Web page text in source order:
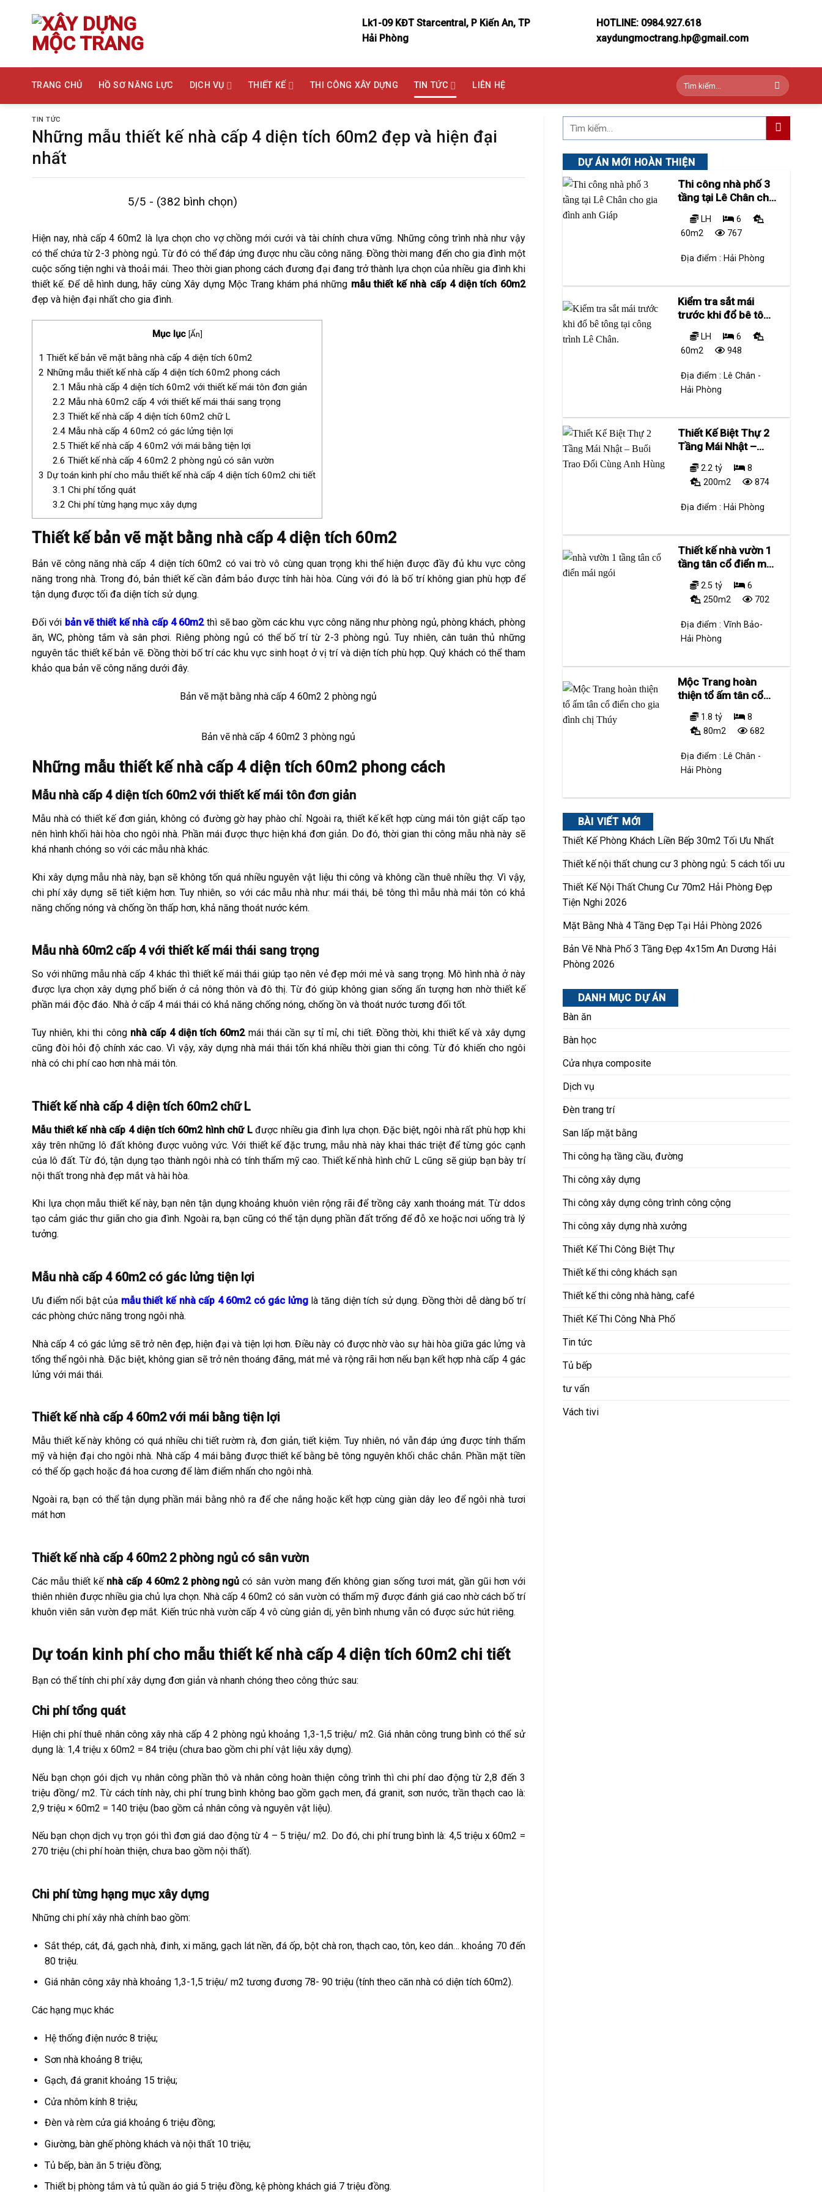
Lk1-09 KĐT Starcentral, P Kiến An, TP
Hải Phòng
HOTLINE: 0984.927.618
xaydungmoctrang.hp@gmail.com
TRANG CHỦ HỒ SƠ NĂNG LỰC DỊCH VỤ THIẾT KẾ THI CÔNG XÂY DỰNG TIN TỨC LIÊN HỆ
Tìm
kiếm:
TIN TỨC
Những mẫu thiết kế nhà cấp 4 diện tích 60m2 đẹp và hiện đại
nhất
5/5 - (382 bình chọn)
Hiện nay, nhà cấp 4 60m2 là lựa chọn cho vợ chồng mới cưới và tài chính chưa vững. Những công trình nhà như vậy
có thể chứa từ 2-3 phòng ngủ. Từ đó có thể đáp ứng được nhu cầu công năng. Đồng thời mang đến cho gia đình một
cuộc sống tiện nghi và thoải mái. Theo thời gian phong cách đương đại đang trở thành lựa chọn của nhiều gia đình khi
thiết kế. Để dễ hình dung, hãy cùng Xây dựng Mộc Trang khám phá những mẫu thiết kế nhà cấp 4 diện tích 60m2
đẹp và hiện đại nhất cho gia đình.
Mục lục [Ẩn]
1 Thiết kế bản vẽ mặt bằng nhà cấp 4 diện tích 60m2
2 Những mẫu thiết kế nhà cấp 4 diện tích 60m2 phong cách
2.1 Mẫu nhà cấp 4 diện tích 60m2 với thiết kế mái tôn đơn giản
2.2 Mẫu nhà 60m2 cấp 4 với thiết kế mái thái sang trọng
2.3 Thiết kế nhà cấp 4 diện tích 60m2 chữ L
2.4Mẫu nhà cấp 4 60m2 có gác lửng tiện lợi
2.5 Thiết kế nhà cấp 4 60m2 với mái bằng tiện lợi
2.6 Thiết kế nhà cấp 4 60m2 2 phòng ngủ có sân vườn
3 Dự toán kinh phí cho mẫu thiết kế nhà cấp 4 diện tích 60m2 chi tiết
3.1 Chi phí tổng quát
3.2 Chi phí từng hạng mục xây dựng
Thiết kế bản vẽ mặt bằng nhà cấp 4 diện tích 60m2
Bản vẽ công năng nhà cấp 4 diện tích 60m2 có vai trò vô cùng quan trọng khi thể hiện được đầy đủ khu vực công
năng trong nhà. Trong đó, bản thiết kế cần đảm bảo được tính hài hòa. Cùng với đó là bố trí không gian phù hợp để
tận dụng được tối đa diện tích sử dụng.
Đối với bản vẽ thiết kế nhà cấp 4 60m2 thì sẽ bao gồm các khu vực công năng như phòng ngủ, phòng khách, phòng
ăn, WC, phòng tắm và sân phơi. Riêng phòng ngủ có thể bố trí từ 2-3 phòng ngủ. Tuy nhiên, cân tuân thủ những
nguyên tắc thiết kế bản vẽ. Đồng thời bố trí các khu vực sinh hoạt ở vị trí và diện tích phù hợp. Quý khách có thể tham
khảo qua bản vẽ công năng dưới đây.
Bản vẽ mặt bằng nhà cấp 4 60m2 2 phòng ngủ
Bản vẽ nhà cấp 4 60m2 3 phòng ngủ
Những mẫu thiết kế nhà cấp 4 diện tích 60m2 phong cách
Mẫu nhà cấp 4 diện tích 60m2 với thiết kế mái tôn đơn giản
Mẫu nhà có thiết kế đơn giản, không có đường gờ hay phào chỉ. Ngoài ra, thiết kế kết hợp cùng mái tôn giật cấp tạo
nên hình khối hài hòa cho ngôi nhà. Phần mái được thực hiện khá đơn giản. Do đó, thời gian thi công mẫu nhà này sẽ
khá nhanh chóng so với các mẫu nhà khác.
Khi xây dựng mẫu nhà này, bạn sẽ không tốn quá nhiều nguyên vật liệu thi công và không cần thuê nhiều thợ. Vì vậy,
chi phí xây dựng sẽ tiết kiệm hơn. Tuy nhiên, so với các mẫu nhà như: mái thái, bê tông thì mẫu nhà mái tôn có khả
năng chống nóng và chống ồn thấp hơn, khả năng thoát nước kém.
Mẫu nhà 60m2 cấp 4 với thiết kế mái thái sang trọng
So với những mẫu nhà cấp 4 khác thì thiết kế mái thái giúp tạo nên vẻ đẹp mới mẻ và sang trọng. Mô hình nhà ở này
được lựa chọn xây dựng phổ biến ở cả nông thôn và đô thị. Từ đó giúp không gian sống ấn tượng hơn nhờ thiết kế
phần mái độc đáo. Nhà ở cấp 4 mái thái có khả năng chống nóng, chống ồn và thoát nước tương đối tốt.
Tuy nhiên, khi thi công nhà cấp 4 diện tích 60m2mái thái cần sự tỉ mỉ, chi tiết. Đồng thời, khi thiết kế và xây dựng
cũng đòi hỏi độ chính xác cao. Vì vậy, xây dựng nhà mái thái tốn khá nhiều thời gian thi công. Từ đó khiến cho ngôi
nhà có chi phí cao hơn nhà mái tôn.
Thiết kế nhà cấp 4 diện tích 60m2 chữ L
Mẫu thiết kế nhà cấp 4 diện tích 60m2 hình chữ Lđược nhiều gia đình lựa chọn. Đặc biệt, ngôi nhà rất phù hợp khi
xây trên những lô đất không được vuông vức. Với thiết kế đặc trưng, mẫu nhà này khai thác triệt để từng góc cạnh
của lô đất. Từ đó, tận dụng tạo thành ngôi nhà có tính thẩm mỹ cao. Thiết kế nhà hình chữ L cũng sẽ giúp bạn bày trí
nội thất trong nhà đẹp mắt và hài hòa.
Khi lựa chọn mẫu thiết kế này, bạn nên tận dụng khoảng khuôn viên rộng rãi để trồng cây xanh thoáng mát. Từ ddos
tạo cảm giác thư giãn cho gia đình. Ngoài ra, bạn cũng có thể tận dụng phần đất trống để đỗ xe hoặc nơi uống trà lý
tưởng.
Mẫu nhà cấp 4 60m2 có gác lửng tiện lợi
Ưu điểm nổi bật của mẫu thiết kế nhà cấp 4 60m2 có gác lửnglà tăng diện tích sử dụng. Đồng thời dễ dàng bố trí
các phòng chức năng trong ngôi nhà.
Nhà cấp 4 có gác lửng sẽ trở nên đẹp, hiện đại và tiện lợi hơn. Điều này có được nhờ vào sự hài hòa giữa gác lửng và
tổng thể ngôi nhà. Đặc biệt, không gian sẽ trở nên thoáng đãng, mát mẻ và rộng rãi hơn nếu bạn kết hợp nhà cấp 4 gác
lửng với mái thái.
Thiết kế nhà cấp 4 60m2 với mái bằng tiện lợi
Mẫu thiết kế này không có quá nhiều chi tiết rườm rà, đơn giản, tiết kiệm. Tuy nhiên, nó vẫn đáp ứng được tính thẩm
mỹ và hiện đại cho ngôi nhà. Nhà cấp 4 mái bằng được thiết kế bằng bê tông nguyên khối chắc chắn. Phần mặt tiền
có thể ốp gạch hoặc đá hoa cương để làm điểm nhấn cho ngôi nhà.
Ngoài ra, bạn có thể tận dụng phần mái bằng nhô ra để che nắng hoặc kết hợp cùng giàn dây leo để ngôi nhà tươi
mát hơn
Thiết kế nhà cấp 4 60m2 2 phòng ngủ có sân vườn
Các mẫu thiết kếnhà cấp 4 60m2 2 phòng ngủ có sân vườn mang đến không gian sống tươi mát, gần gũi hơn với
thiên nhiên được nhiều gia chủ lựa chọn. Nhà cấp 4 60m2 có sân vườn có thẩm mỹ được đánh giá cao nhờ cách bố trí
khuôn viên sân vườn đẹp mắt. Kiến trúc nhà vườn cấp 4 vô cùng giản dị, yên bình nhưng vẫn có được sức hút riêng.
Dự toán kinh phí cho mẫu thiết kế nhà cấp 4 diện tích 60m2 chi tiết
Bạn có thể tính chi phí xây dựng đơn giản và nhanh chóng theo công thức sau:
Chi phí tổng quát
Hiện chi phí thuê nhân công xây nhà cấp 4 2 phòng ngủ khoảng 1,3-1,5 triệu/ m2. Giá nhân công trung bình có thể sử
dụng là: 1,4 triệu x 60m2 = 84 triệu (chưa bao gồm chi phí vật liệu xây dựng).
Nếu bạn chọn gói dịch vụ nhân công phần thô và nhân công hoàn thiện công trình thì chi phí dao động từ 2,8 đến 3
triệu đồng/ m2. Từ cách tính này, chi phí trung bình không bao gồm gạch men, đá granit, sơn nước, trần thạch cao là:
2,9 triệu × 60m2 = 140 triệu (bao gồm cả nhân công và nguyên vật liệu).
Nếu bạn chọn dịch vụ trọn gói thì đơn giá dao động từ 4 – 5 triệu/ m2. Do đó, chi phí trung bình là: 4,5 triệu x 60m2 =
270 triệu (chi phí hoàn thiện, chưa bao gồm nội thất).
Chi phí từng hạng mục xây dựng
Những chi phí xây nhà chính bao gồm:
Sắt thép, cát, đá, gạch nhà, đinh, xi măng, gạch lát nền, đá ốp, bột chà ron, thạch cao, tôn, keo dán… khoảng 70 đến
80 triệu.
Giá nhân công xây nhà khoảng 1,3-1,5 triệu/ m2 tương đương 78- 90 triệu (tính theo căn nhà có diện tích 60m2).
Các hạng mục khác
Hệ thống điện nước 8 triệu;
Sơn nhà khoảng 8 triệu;
Gạch, đá granit khoảng 15 triệu;
Cửa nhôm kính 8 triệu;
Đèn và rèm cửa giá khoảng 6 triệu đồng;
Giường, bàn ghế phòng khách và nội thất 10 triệu;
Tủ bếp, bàn ăn 5 triệu đồng;
Thiết bị phòng tắm và tủ quần áo giá 5 triệu đồng, kệ phòng khách giá 7 triệu đồng.
DỰ ÁN MỚI HOÀN THIỆN
Thi công nhà phố 3
tầng tại Lê Chân cho
LH
6
60m2
767
Địa điểm : Hải Phòng
Kiểm tra sắt mái
trước khi đổ bê tông
Chân.LH
6
60m2
948
Địa điểm : Lê Chân -
Hải Phòng
Thiết Kế Biệt Thự 2
Tầng Mái Nhật –
Anh Hùng
2.2 tỷ
8
200m2
874
Địa điểm : Hải Phòng
Thiết kế nhà vườn 1
tầng tân cổ điển mái
2.5 tỷ
6
250m2
702
Địa điểm :Vĩnh Bảo-
Hải Phòng
Mộc Trang hoàn
thiện tổ ấm tân cổ
chị Thúy
1.8 tỷ
8
80m2
682
Địa điểm : Lê Chân -
Hải Phòng
BÀI VIẾT MỚI
Thiết Kế Phòng Khách Liền Bếp 30m2 Tối Ưu Nhất
Thiết kế nội thất chung cư 3 phòng ngủ: 5 cách tối ưu
Thiết Kế Nội Thất Chung Cư 70m2 Hải Phòng Đẹp
Tiện Nghi 2026
Mặt Bằng Nhà 4 Tầng Đẹp Tại Hải Phòng 2026
Bản Vẽ Nhà Phố 3 Tầng Đẹp 4x15m An Dương Hải
Phòng 2026
DANH MỤC DỰ ÁN
Bàn ăn
Bàn học
Cửa nhựa composite
Dịch vụ
Đèn trang trí
San lấp mặt bằng
Thi công hạ tầng cầu, đường
Thi công xây dựng
Thi công xây dựng công trình công cộng
Thi công xây dựng nhà xưởng
Thiết Kế Thi Công Biệt Thự
Thiết kế thi công khách sạn
Thiết kế thi công nhà hàng, café
Thiết Kế Thi Công Nhà Phố
Tin tức
Tủ bếp
tư vấn
Vách tivi